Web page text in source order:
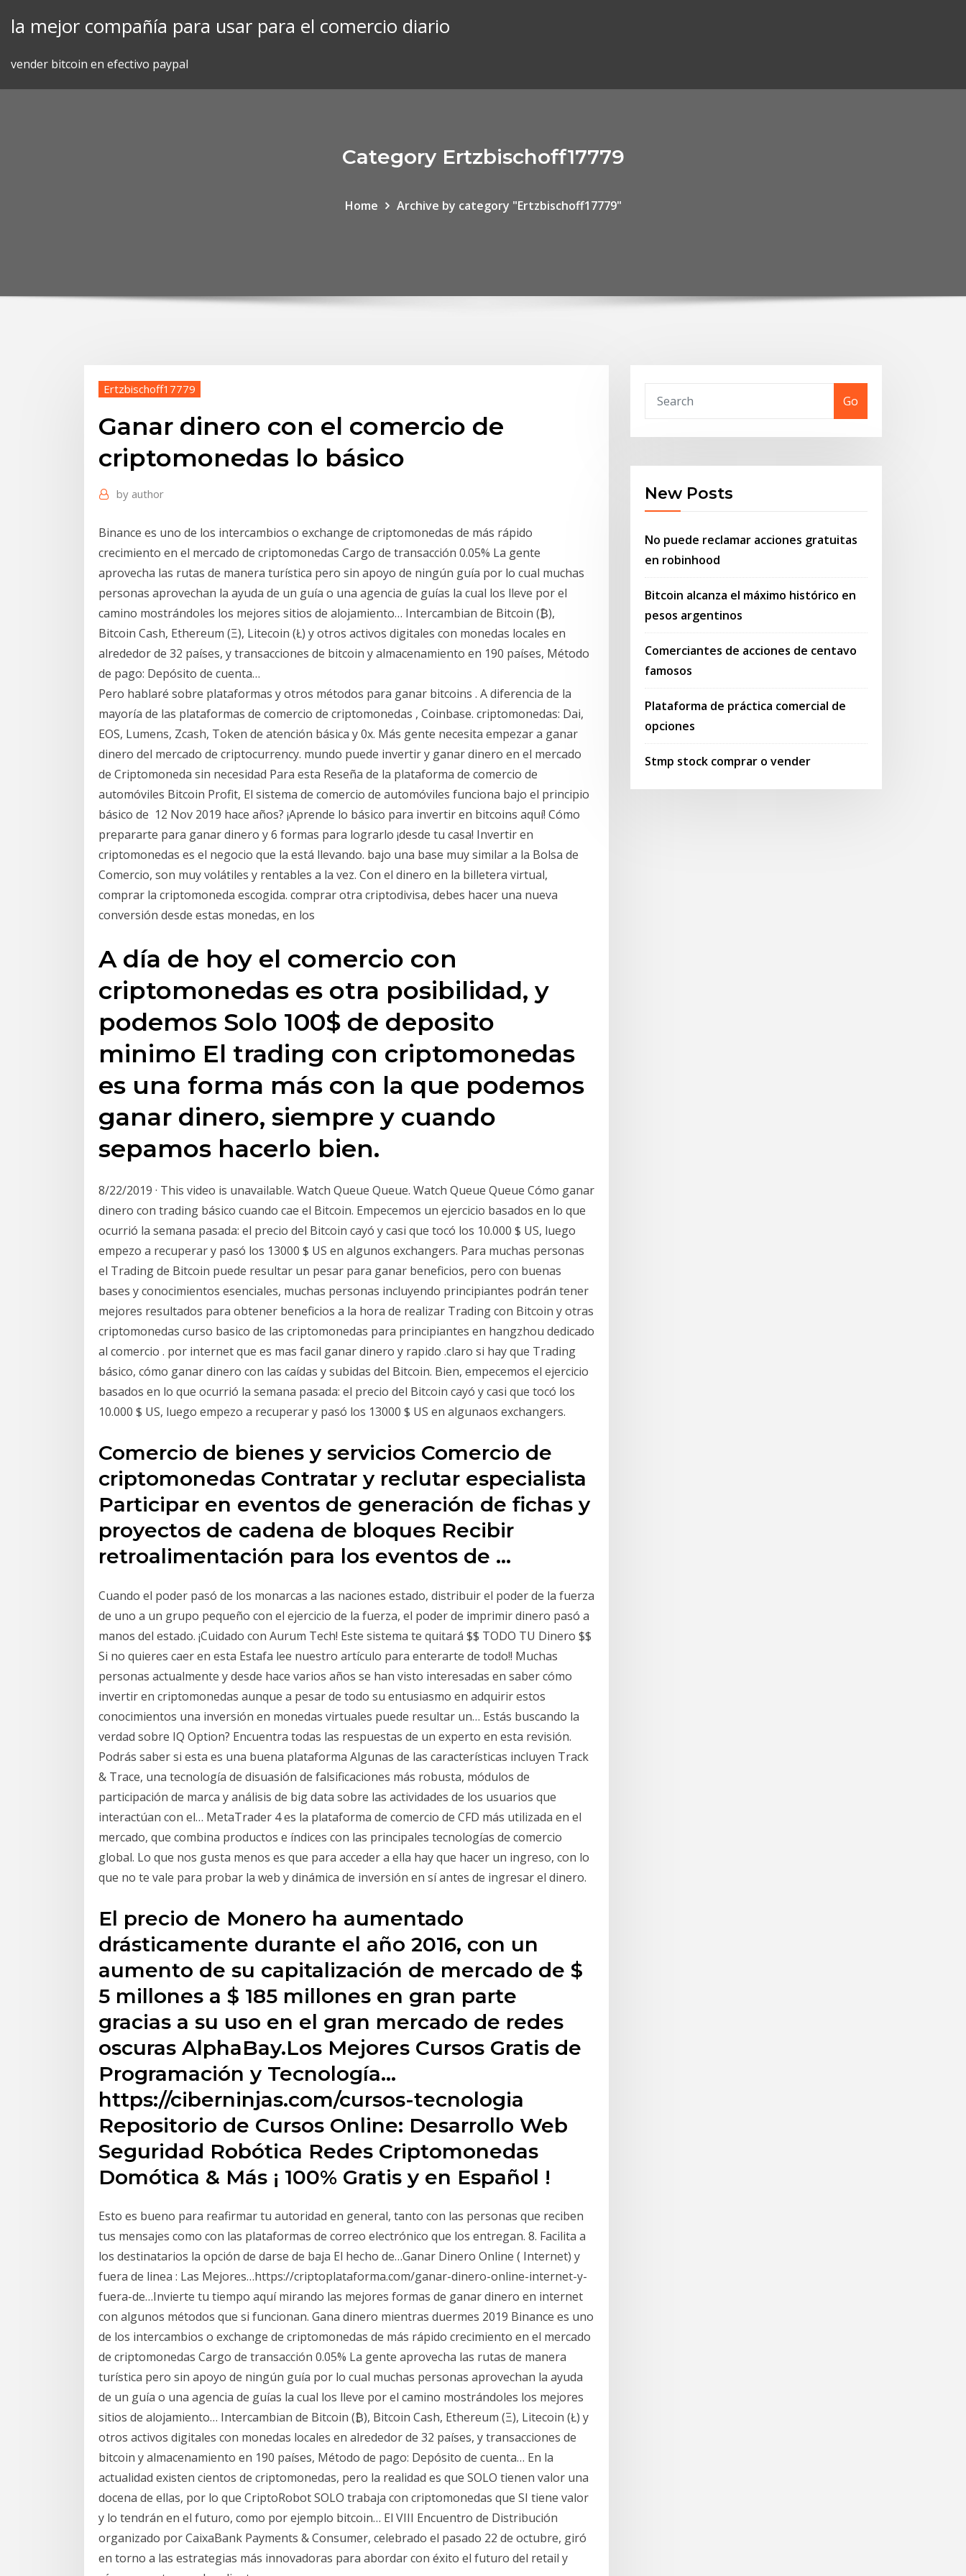
la mejor compañía para usar para el comercio diario
vender bitcoin en efectivo paypal
Category Ertzbischoff17779
Home Archive by category "Ertzbischoff17779"
Ertzbischoff17779
Ganar dinero con el comercio de
criptomonedas lo básico
by author
Binance es uno de los intercambios o exchange de criptomonedas de más rápido
crecimiento en el mercado de criptomonedas Cargo de transacción 0.05% La gente
aprovecha las rutas de manera turística pero sin apoyo de ningún guía por lo cual muchas
personas aprovechan la ayuda de un guía o una agencia de guías la cual los lleve por el
camino mostrándoles los mejores sitios de alojamiento… Intercambian de Bitcoin (₿),
Bitcoin Cash, Ethereum (Ξ), Litecoin (Ł) y otros activos digitales con monedas locales en
alrededor de 32 países, y transacciones de bitcoin y almacenamiento en 190 países, Método
de pago: Depósito de cuenta…
Pero hablaré sobre plataformas y otros métodos para ganar bitcoins . A diferencia de la
mayoría de las plataformas de comercio de criptomonedas , Coinbase. criptomonedas: Dai,
EOS, Lumens, Zcash, Token de atención básica y 0x. Más gente necesita empezar a ganar
dinero del mercado de criptocurrency. mundo puede invertir y ganar dinero en el mercado
de Criptomoneda sin necesidad Para esta Reseña de la plataforma de comercio de
automóviles Bitcoin Profit, El sistema de comercio de automóviles funciona bajo el principio
básico de 12 Nov 2019 hace años? ¡Aprende lo básico para invertir en bitcoins aquí! Cómo
prepararte para ganar dinero y 6 formas para lograrlo ¡desde tu casa! Invertir en
criptomonedas es el negocio que la está llevando. bajo una base muy similar a la Bolsa de
Comercio, son muy volátiles y rentables a la vez. Con el dinero en la billetera virtual,
comprar la criptomoneda escogida. comprar otra criptodivisa, debes hacer una nueva
conversión desde estas monedas, en los
A día de hoy el comercio con
criptomonedas es otra posibilidad, y
podemos Solo 100$ de deposito
minimo El trading con criptomonedas
es una forma más con la que podemos
ganar dinero, siempre y cuando
sepamos hacerlo bien.
8/22/2019 · This video is unavailable. Watch Queue Queue. Watch Queue Queue Cómo ganar
dinero con trading básico cuando cae el Bitcoin. Empecemos un ejercicio basados en lo que
ocurrió la semana pasada: el precio del Bitcoin cayó y casi que tocó los 10.000 $ US, luego
empezo a recuperar y pasó los 13000 $ US en algunos exchangers. Para muchas personas
el Trading de Bitcoin puede resultar un pesar para ganar beneficios, pero con buenas
bases y conocimientos esenciales, muchas personas incluyendo principiantes podrán tener
mejores resultados para obtener beneficios a la hora de realizar Trading con Bitcoin y otras
criptomonedas curso basico de las criptomonedas para principiantes en hangzhou dedicado
al comercio . por internet que es mas facil ganar dinero y rapido .claro si hay que Trading
básico, cómo ganar dinero con las caídas y subidas del Bitcoin. Bien, empecemos el ejercicio
basados en lo que ocurrió la semana pasada: el precio del Bitcoin cayó y casi que tocó los
10.000 $ US, luego empezo a recuperar y pasó los 13000 $ US en algunaos exchangers.
Comercio de bienes y servicios Comercio de
criptomonedas Contratar y reclutar especialista
Participar en eventos de generación de fichas y
proyectos de cadena de bloques Recibir
retroalimentación para los eventos de …
Cuando el poder pasó de los monarcas a las naciones estado, distribuir el poder de la fuerza
de uno a un grupo pequeño con el ejercicio de la fuerza, el poder de imprimir dinero pasó a
manos del estado. ¡Cuidado con Aurum Tech! Este sistema te quitará $$ TODO TU Dinero $$
Si no quieres caer en esta Estafa lee nuestro artículo para enterarte de todo!! Muchas
personas actualmente y desde hace varios años se han visto interesadas en saber cómo
invertir en criptomonedas aunque a pesar de todo su entusiasmo en adquirir estos
conocimientos una inversión en monedas virtuales puede resultar un… Estás buscando la
verdad sobre IQ Option? Encuentra todas las respuestas de un experto en esta revisión.
Podrás saber si esta es una buena plataforma Algunas de las características incluyen Track
& Trace, una tecnología de disuasión de falsificaciones más robusta, módulos de
participación de marca y análisis de big data sobre las actividades de los usuarios que
interactúan con el… MetaTrader 4 es la plataforma de comercio de CFD más utilizada en el
mercado, que combina productos e índices con las principales tecnologías de comercio
global. Lo que nos gusta menos es que para acceder a ella hay que hacer un ingreso, con lo
que no te vale para probar la web y dinámica de inversión en sí antes de ingresar el dinero.
El precio de Monero ha aumentado
drásticamente durante el año 2016, con un
aumento de su capitalización de mercado de $
5 millones a $ 185 millones en gran parte
gracias a su uso en el gran mercado de redes
oscuras AlphaBay.Los Mejores Cursos Gratis de
Programación y Tecnología…
https://ciberninjas.com/cursos-tecnologia
Repositorio de Cursos Online: Desarrollo Web ‍
Seguridad Robótica Redes Criptomonedas
Domótica & Más ¡ 100% Gratis y en Español !
Esto es bueno para reafirmar tu autoridad en general, tanto con las personas que reciben
tus mensajes como con las plataformas de correo electrónico que los entregan. 8. Facilita a
los destinatarios la opción de darse de baja El hecho de…Ganar Dinero Online ( Internet) y
fuera de linea : Las Mejores…https://criptoplataforma.com/ganar-dinero-online-internet-y-
fuera-de…Invierte tu tiempo aquí mirando las mejores formas de ganar dinero en internet
con algunos métodos que si funcionan. Gana dinero mientras duermes 2019 Binance es uno
de los intercambios o exchange de criptomonedas de más rápido crecimiento en el mercado
de criptomonedas Cargo de transacción 0.05% La gente aprovecha las rutas de manera
turística pero sin apoyo de ningún guía por lo cual muchas personas aprovechan la ayuda
de un guía o una agencia de guías la cual los lleve por el camino mostrándoles los mejores
sitios de alojamiento… Intercambian de Bitcoin (₿), Bitcoin Cash, Ethereum (Ξ), Litecoin (Ł) y
otros activos digitales con monedas locales en alrededor de 32 países, y transacciones de
bitcoin y almacenamiento en 190 países, Método de pago: Depósito de cuenta… En la
actualidad existen cientos de criptomonedas, pero la realidad es que SOLO tienen valor una
docena de ellas, por lo que CriptoRobot SOLO trabaja con criptomonedas que SI tiene valor
y lo tendrán en el futuro, como por ejemplo bitcoin… El VIII Encuentro de Distribución
organizado por CaixaBank Payments & Consumer, celebrado el pasado 22 de octubre, giró
en torno a las estrategias más innovadoras para abordar con éxito el futuro del retail y
Go
New Posts
No puede reclamar acciones gratuitas
en robinhood
Bitcoin alcanza el máximo histórico en
pesos argentinos
Comerciantes de acciones de centavo
famosos
Plataforma de práctica comercial de
opciones
Stmp stock comprar o vender